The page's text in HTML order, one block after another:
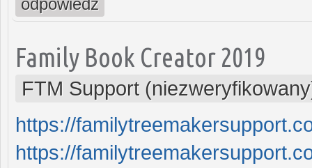
Family Book Creator 2019
FTM Support
https://
https://